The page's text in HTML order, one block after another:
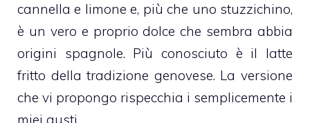
cannella e limone e, più che uno stuzzichino,
è un vero e proprio dolce che sembra abbia
origini spagnole. Più conosciuto è il latte
fritto della tradizione genovese. La versione
che vi propongo rispecchia i semplicemente i
miei gusti.